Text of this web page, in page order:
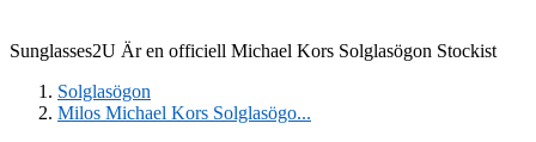
Sunglasses2U Är en officiell Michael Kors Solglasögon Stockist
Solglasögon
Milos Michael Kors Solglasögo...